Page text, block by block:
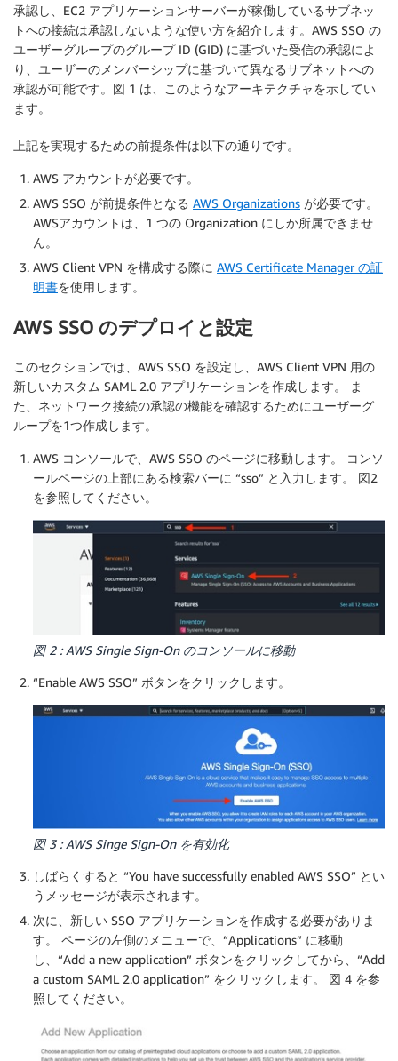
承認し、EC2 アプリケーションサーバーが稼働しているサブネッ
トへの接続は承認しないような使い方を紹介します。AWS SSO の
ユーザーグループのグループ ID (GID) に基づいた受信の承認によ
り、ユーザーのメンバーシップに基づいて異なるサブネットへの
承認が可能です。図 1 は、このようなアーキテクチャを示してい
ます。
上記を実現するための前提条件は以下の通りです。
AWS アカウントが必要です。
AWS SSO が前提条件となる AWS Organizations が必要です。
AWSアカウントは、1 つの Organization にしか所属できませ
ん。
AWS Client VPN を構成する際に AWS Certificate Manager の証
明書を使用します。
AWS SSO のデプロイと設定
このセクションでは、AWS SSO を設定し、AWS Client VPN 用の
新しいカスタム SAML 2.0 アプリケーションを作成します。 ま
た、ネットワーク接続の承認の機能を確認するためにユーザーグ
ループを1つ作成します。
AWS コンソールで、AWS SSO のページに移動します。 コンソ
ールページの上部にある検索バーに “sso” と入力します。 図2
を参照してください。
図 2 : AWS Single Sign-On のコンソールに移動
“Enable AWS SSO” ボタンをクリックします。
図 3 : AWS Singe Sign-On を有効化
しばらくすると “You have successfully enabled AWS SSO” とい
うメッセージが表示されます。
次に、新しい SSO アプリケーションを作成する必要がありま
す。 ページの左側のメニューで、“Applications” に移動
し、“Add a new application” ボタンをクリックしてから、“Add
a custom SAML 2.0 application” をクリックします。 図 4 を参
照してください。